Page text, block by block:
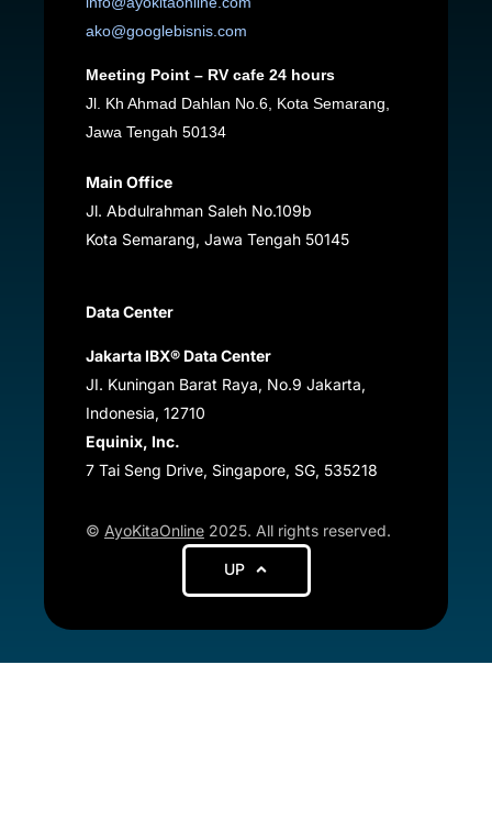
ako@googlebisnis.com
Meeting Point – RV cafe 24 hours
Jl. Kh Ahmad Dahlan No.6, Kota Semarang,
Jawa Tengah 50134
Main Office
Jl. Abdulrahman Saleh No.109b
Kota Semarang, Jawa Tengah50145
Data Center
Jakarta IBX® Data Center
JI. Kuningan Barat Raya, No.9 Jakarta,
Indonesia, 12710
Equinix, Inc.
7 Tai Seng Drive, Singapore, SG, 535218
© AyoKitaOnline2025. All rights reserved.
UP